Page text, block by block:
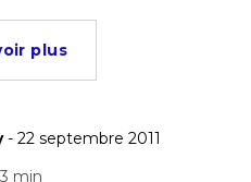
plus
- 22 septembre 2011
3 min